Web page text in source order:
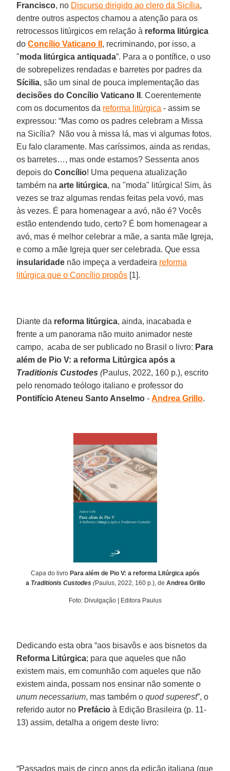
Francisco, no Discurso dirigido ao clero da Sicília,
dentre outros aspectos chamou a atenção para os
retrocessos litúrgicos em relação à reforma litúrgica
doConcílio Vaticano II , recriminando, por isso, a
"moda litúrgica antiquada”. Para a o pontífice, o uso
de sobrepelizes rendadas e barretes por padres da
Sícilia, são um sinal de pouca implementação das
decisões do Concílio Vaticano II . Coerentemente
com os documentos da reforma litúrgica - assim se
expressou: “Mas como os padres celebram a Missa
na Sicília? Não vou à missa lá, mas vi algumas fotos.
Eu falo claramente. Mas caríssimos, ainda as rendas,
os barretes…, mas onde estamos? Sessenta anos
depois doConcílio! Uma pequena atualização
também naarte litúrgica, na "moda" litúrgica! Sim, às
vezes se traz algumas rendas feitas pela vovó, mas
às vezes. É para homenagear a avó, não é? Vocês
estão entendendo tudo, certo? É bom homenagear a
avó, mas é melhor celebrar a mãe, a santa mãe Igreja,
e como a mãe Igreja quer ser celebrada. Que essa
insularidade não impeça a verdadeira reforma
litúrgica que o Concílio propôs [1].
Diante da reforma litúrgica, ainda, inacabada e
frente a um panorama não muito animador neste
campo, acaba de ser publicado no Brasil o livro: Para
além de Pio V: a reforma Litúrgica após a
Traditionis Custodes (Paulus, 2022, 160 p.), escrito
pelo renomado teólogo italiano e professor do
Pontifício Ateneu Santo Anselmo -Andrea Grillo.
Capa do livro Para além de Pio V: a reforma Litúrgica após
a Traditionis Custodes (Paulus, 2022, 160 p.), de Andrea Grillo
Foto: Divulgação | Editora Paulus
Dedicando esta obra “aos bisavôs e aos bisnetos da
Reforma Litúrgica; para que aqueles que não
existem mais, em comunhão com aqueles que não
existem ainda, possam nos ensinar não somente o
unum necessarium, mas também oquod superest”, o
referido autor no Prefácio à Edição Brasileira (p. 11-
13) assim, detalha a origem deste livro:
“Passados mais de cinco anos da edição italiana (que